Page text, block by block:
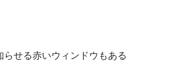
らせる赤いウィンドウもある